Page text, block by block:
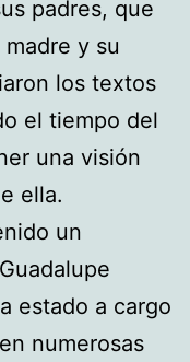
padres, que
y su
los textos
el tiempo del
una visión
ella.
un
estado a cargo
numerosas